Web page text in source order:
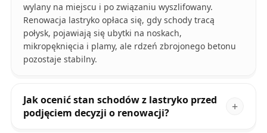
wylany na miejscu i po związaniu wyszlifowany.
Renowacja lastryko opłaca się, gdy schody tracą
połysk, pojawiają się ubytki na noskach,
mikropęknięcia i plamy, ale rdzeń zbrojonego betonu
pozostaje stabilny.
Jak ocenić stan schodów z lastryko przed
podjęciem decyzji o renowacji?